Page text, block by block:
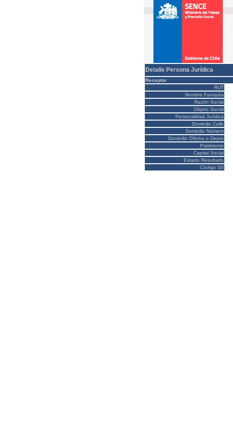
Detalle Persona Jurídica
Receptor
RUT
Nombre Fantasía
Razón Social
Objeto Social
Personalidad Jurídica
Domicilio Calle
Domicilio Número
Domicilio Oficina o Depto
Patrimonio
Capital Social
Estado Resultado
Código SII